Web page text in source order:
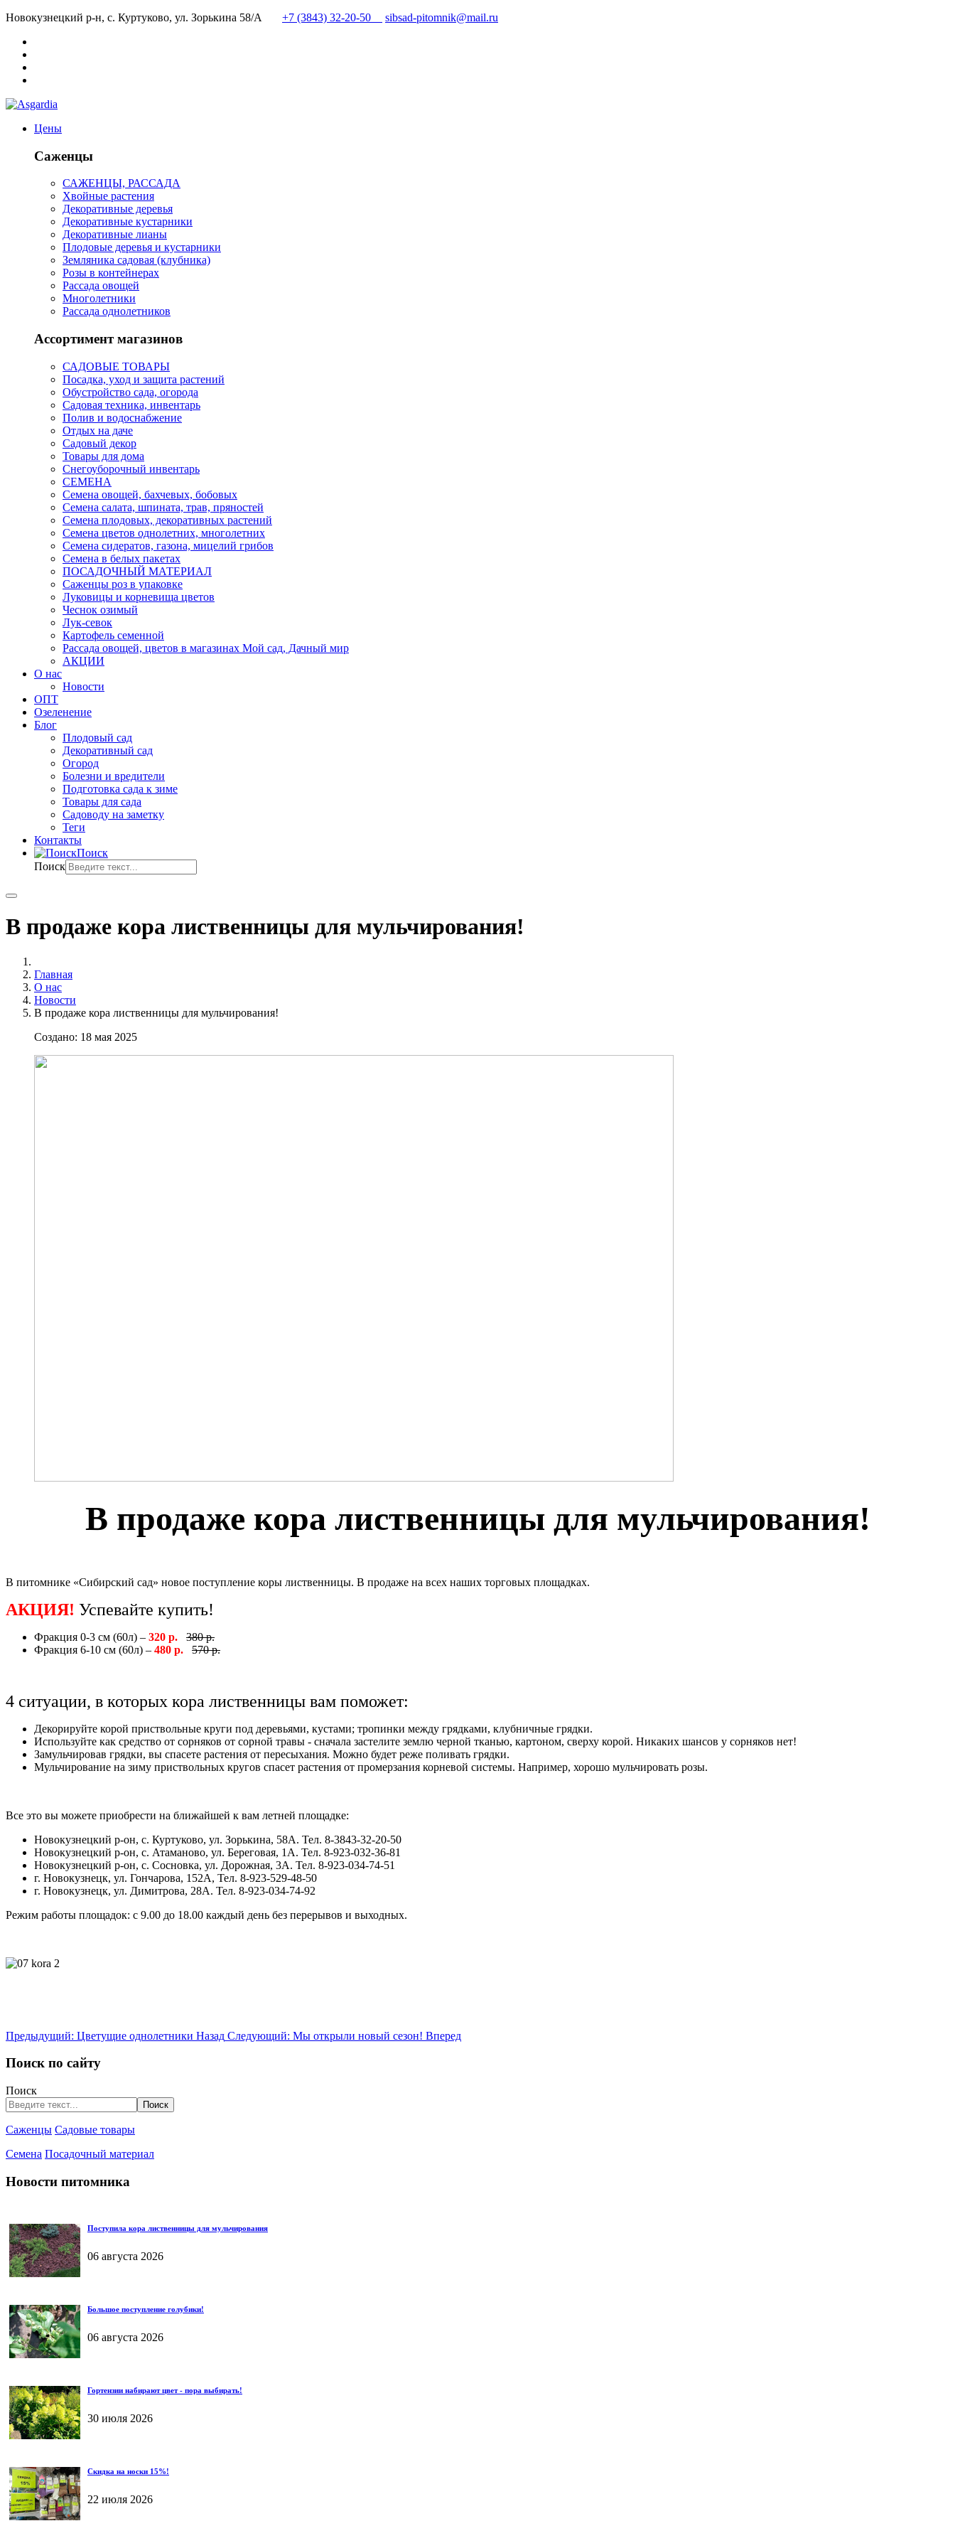
Новокузнецкий р-н, с. Куртуково, ул. Зорькина 58/А +7 (3843) 32-20-50 sibsad-pitomnik@mail.ru
Цены
Саженцы
САЖЕНЦЫ, РАССАДА
Хвойные растения
Декоративные деревья
Декоративные кустарники
Декоративные лианы
Плодовые деревья и кустарники
Земляника садовая (клубника)
Розы в контейнерах
Рассада овощей
Многолетники
Рассада однолетников
Ассортимент магазинов
САДОВЫЕ ТОВАРЫ
Посадка, уход и защита растений
Обустройство сада, огорода
Садовая техника, инвентарь
Полив и водоснабжение
Отдых на даче
Садовый декор
Товары для дома
Снегоуборочный инвентарь
СЕМЕНА
Семена овощей, бахчевых, бобовых
Семена салата, шпината, трав, пряностей
Семена плодовых, декоративных растений
Семена цветов однолетних, многолетних
Семена сидератов, газона, мицелий грибов
Семена в белых пакетах
ПОСАДОЧНЫЙ МАТЕРИАЛ
Саженцы роз в упаковке
Луковицы и корневища цветов
Чеснок озимый
Лук-севок
Картофель семенной
Рассада овощей, цветов в магазинах Мой сад, Дачный мир
АКЦИИ
О нас
Новости
ОПТ
Озеленение
Блог
Плодовый сад
Декоративный сад
Огород
Болезни и вредители
Подготовка сада к зиме
Товары для сада
Садоводу на заметку
Теги
Контакты
Поиск
Поиск
В продаже кора лиственницы для мульчирования!
Главная
О нас
Новости
В продаже кора лиственницы для мульчирования!
Создано: 18 мая 2025
В продаже кора лиственницы для мульчирования!
В питомнике «Сибирский сад» новое поступление коры лиственницы. В продаже на всех наших торговых площадках.
АКЦИЯ! Успевайте купить!
Фракция 0-3 см (60л) – 320 р.
380 р.
Фракция 6-10 см (60л) – 480 р. 570 р.
4 ситуации, в которых кора лиственницы вам поможет:
Декорируйте корой приствольные круги под деревьями, кустами; тропинки между грядками, клубничные грядки.
Используйте как средство от сорняков от сорной травы - сначала застелите землю черной тканью, картоном, сверху корой. Никаких шансов у сорняков нет!
Замульчировав грядки, вы спасете растения от пересыхания. Можно будет реже поливать грядки.
Мульчирование на зиму приствольных кругов спасет растения от промерзания корневой системы. Например, хорошо мульчировать розы.
Все это вы можете приобрести на ближайшей к вам летней площадке:
Новокузнецкий р-он, с. Куртуково, ул. Зорькина, 58А. Тел. 8-3843-32-20-50
Новокузнецкий р-он, с. Атаманово, ул. Береговая, 1А. Тел. 8-923-032-36-81
Новокузнецкий р-он, с. Сосновка, ул. Дорожная, 3А. Тел. 8-923-034-74-51
г. Новокузнецк, ул. Гончарова, 152А, Тел. 8-923-529-48-50
г. Новокузнецк, ул. Димитрова, 28А. Тел. 8-923-034-74-92
Режим работы площадок: с 9.00 до 18.00 каждый день без перерывов и выходных.
Предыдущий: Цветущие однолетники Назад Следующий: Мы открыли новый сезон! Вперед
Поиск по сайту
Поиск
Поиск
Саженцы Садовые товары
Семена Посадочный материал
Новости питомника
Поступила кора лиственницы для мульчирования
06 августа 2026
Большое поступление голубики!
06 августа 2026
Гортензии набирают цвет - пора выбирать!
30 июля 2026
Скидка на носки 15%!
22 июля 2026